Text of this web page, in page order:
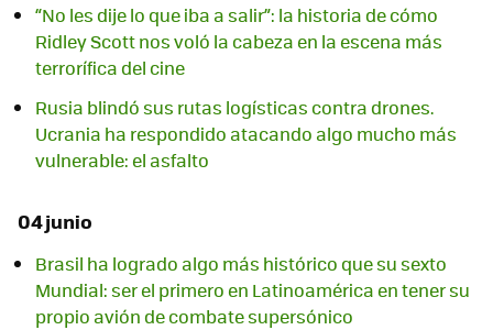
“No les dije lo que iba a salir”: la historia de cómo
Ridley Scott nos voló la cabeza en la escena más
terrorífica del cine
Rusia blindó sus rutas logísticas contra drones.
Ucrania ha respondido atacando algo mucho más
vulnerable: el asfalto
04 junio
Brasil ha logrado algo más histórico que su sexto
Mundial: ser el primero en Latinoamérica en tener su
propio avión de combate supersónico